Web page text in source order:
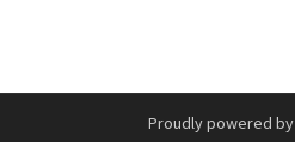
Proudly powered by